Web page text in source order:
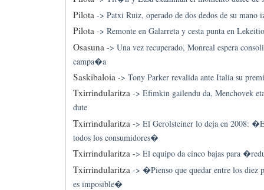
Pilota -> Patxi Ruiz, operado de dos dedos de su mano
Pilota-> Remonte en Galarreta y cesta punta en Lekeitio
Osasuna -> Una vez recuperado, Monreal espera
campa�a
Saskibaloia-> Tony Parker revalida ante Italia su
Txirrindularitza-> Efimkin gailendu da, Menchovek
dute
Txirrindularitza -> El Gerolsteiner lo deja en 2008:
todos los consumidores�
Txirrindularitza-> El equipo da cinco bajas para
Txirrindularitza -> �Pienso que quedar entre los diez
es imposible�